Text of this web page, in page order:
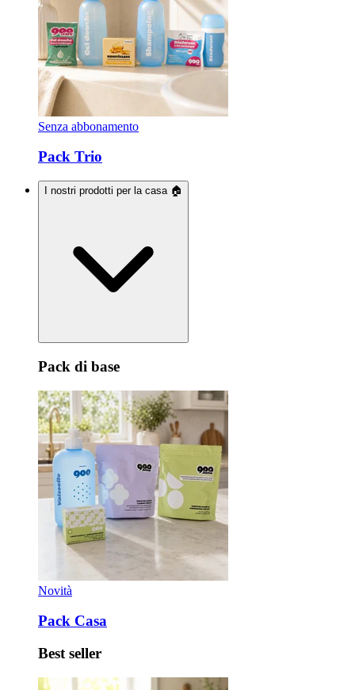
Senza abbonamento
Pack Trio
I nostri prodotti per la casa 🏠
Pack di base
Novità
Pack Casa
Best seller